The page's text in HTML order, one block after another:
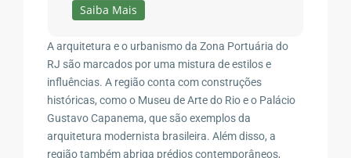
Saiba Mais
A arquitetura e o urbanismo da Zona Portuária do
RJ são marcados por uma mistura de estilos e
influências. A região conta com construções
históricas, como o Museu de Arte do Rio e o Palácio
Gustavo Capanema, que são exemplos da
arquitetura modernista brasileira. Além disso, a
região também abriga prédios contemporâneos,